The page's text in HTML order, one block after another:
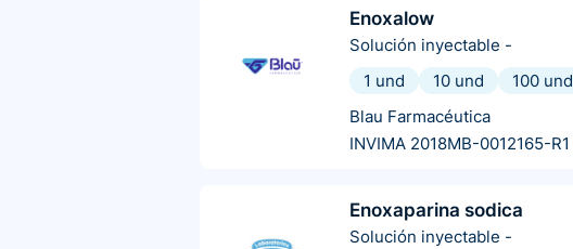
Enoxalow
Solución inyectable -
1 und
10 und 100 und
Blau Farmacéutica
INVIMA 2018MB-0012165-R1
Enoxaparina sodica
Solución inyectable -